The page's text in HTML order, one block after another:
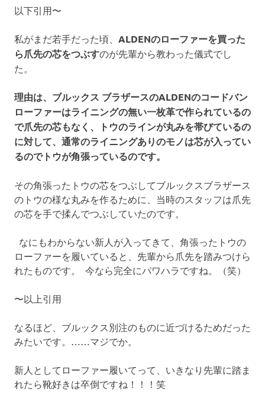
以下引用〜
私がまだ若手だった頃、 ALDENのローファーを買った
ら爪先の芯をつぶすのが先輩から教わった儀式でし
た。
理由は、ブルックス ブラザースのALDENのコードバン
ローファーはライニングの無い一枚革で作られているの
で爪先の芯もなく、トウのラインが丸みを帯びているの
に対して、通常のライニングありのモノは芯が入ってい
るのでトウが角張っているのです。
その角張ったトウの芯をつぶしてブルックスブラザース
のトウの様な丸みを作るために、当時のスタッフは爪先
の芯を手で揉んでつぶしていたのです。
なにもわからない新人が入ってきて、角張ったトウの
ローファーを履いていると、先輩から爪先を踏みつけら
れたものです。 今なら完全にパワハラですね。（笑）
〜以上引用
なるほど、ブルックス別注のものに近づけるためだった
みたいです。……マジでか。
新人としてローファー履いてって、いきなり先輩に踏ま
れたら靴好きは卒倒ですね！！！笑